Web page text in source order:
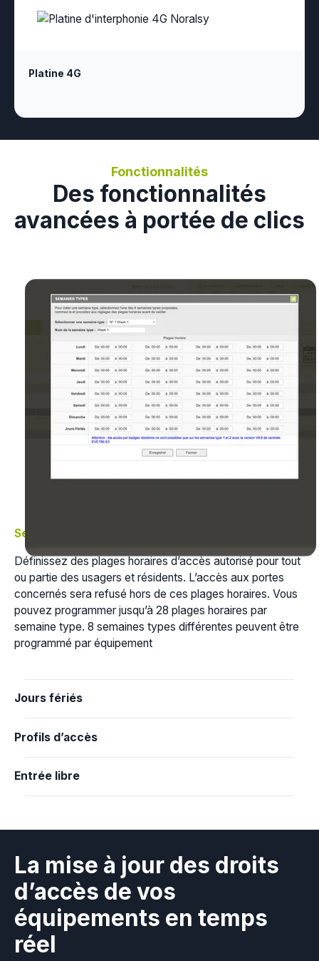
Platine 4G
Fonctionnalités
Des fonctionnalités
avancées à portée de clics
Semaines types
Définissez des plages horaires d’accès autorisé pour tout
ou partie des usagers et résidents. L’accès aux portes
concernés sera refusé hors de ces plages horaires. Vous
pouvez programmer jusqu’à 28 plages horaires par
semaine type. 8 semaines types différentes peuvent être
programmé par équipement
Jours fériés
Profils d’accès
Entrée libre
La mise à jour des droits
d’accès de vos
équipements en temps
réel